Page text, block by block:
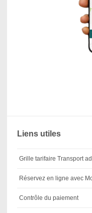
Liens utiles
Grille tarifaire Transport
Réservez en ligne avec
Contrôle du paiement